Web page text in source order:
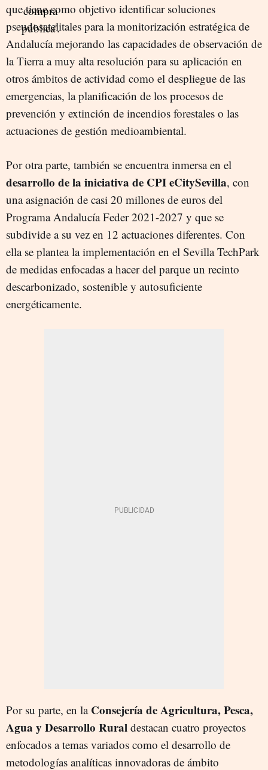
que tiene como objetivo identificar soluciones
pseudosatelitales para la monitorización estratégica de
Andalucía mejorando las capacidades de observación de
la Tierra a muy alta resolución para su aplicación en
otros ámbitos de actividad como el despliegue de las
emergencias, la planificación de los procesos de
prevención y extinción de incendios forestales o las
actuaciones de gestión medioambiental.
Por otra parte, también se encuentra inmersa en el
desarrollo de la iniciativa de CPI eCitySevilla, con
una asignación de casi 20 millones de euros del
Programa Andalucía Feder 2021-2027 y que se
subdivide a su vez en 12 actuaciones diferentes. Con
ella se plantea la implementación en el Sevilla TechPark
de medidas enfocadas a hacer del parque un recinto
descarbonizado, sostenible y autosuficiente
energéticamente.
Por su parte, en la Consejería de Agricultura, Pesca,
Agua y Desarrollo Rural destacan cuatro proyectos
enfocados a temas variados como el desarrollo de
metodologías analíticas innovadoras de ámbito